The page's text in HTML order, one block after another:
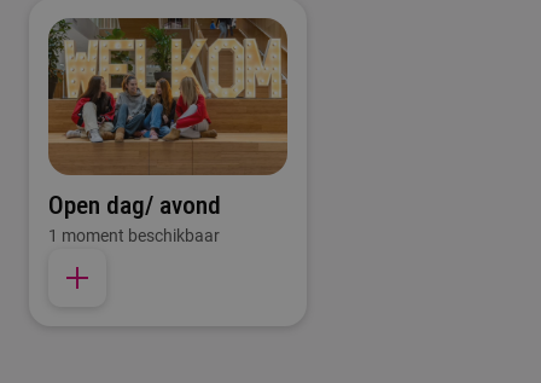
Open dag/ avond
1 moment beschikbaar